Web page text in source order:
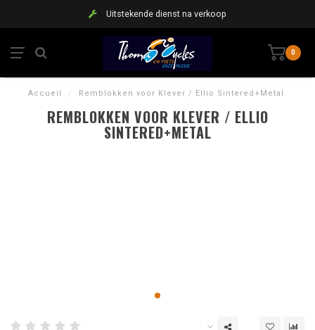
Uitstekende dienst na verkoop
0
Accueil / Remblokken voor Klever / Ellio Sintered+Metal
REMBLOKKEN VOOR KLEVER / ELLIO
SINTERED+METAL